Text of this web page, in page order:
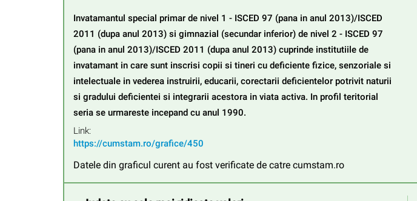
Invatamantul special primar de nivel 1 - ISCED 97 (pana in anul 2013)/ISCED
2011 (dupa anul 2013) si gimnazial (secundar inferior) de nivel 2 - ISCED 97
(pana in anul 2013)/ISCED 2011 (dupa anul 2013) cuprinde institutiile de
invatamant in care sunt inscrisi copii si tineri cu deficiente fizice, senzoriale si
intelectuale in vederea instruirii, educarii, corectarii deficientelor potrivit naturii
si gradului deficientei si integrarii acestora in viata activa. In profil teritorial
seria se urmareste incepand cu anul 1990.
Link:
https://cumstam.ro/grafice/450
Datele din graficul curent au fost verificate de catre cumstam.ro